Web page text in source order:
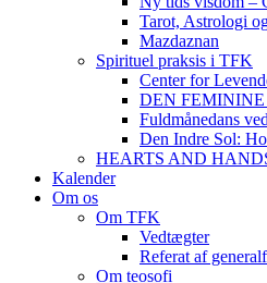
Tarot, Astrologi
Mazdaznan
Spirituel praksis i TFK
Center for
DEN FEMININE
Fuldmånedans
Den Indre Sol:
HEARTS AND
Kalender
Om os
Om TFK
Vedtægter
Referat af
Om teosofi